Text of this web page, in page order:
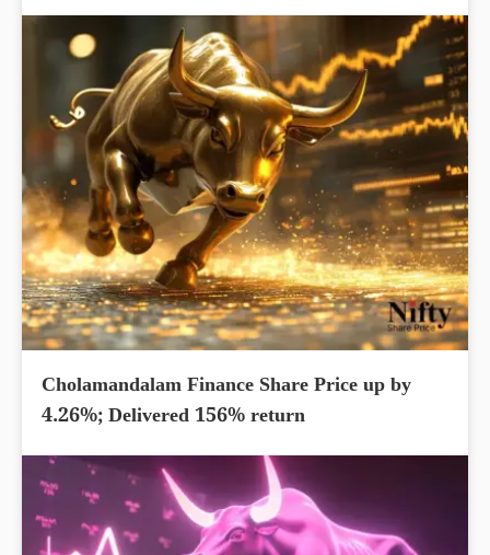
Cholamandalam Finance Share Price up by
4.26%; Delivered 156% return